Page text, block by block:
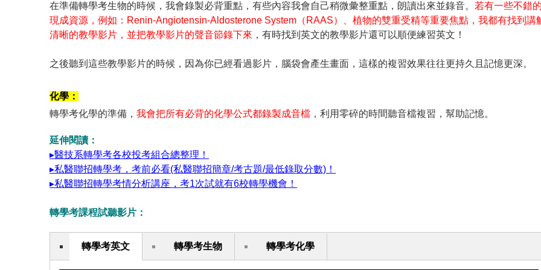
在準備轉學考生物的時候，我會錄製必背重點，有些內容我會自己稍微彙整重點，朗讀出來並錄音。 若有一些不錯
現成資源，例如：Renin-Angiotensin-Aldosterone System（RAAS）、植物的雙重受精等重要焦點，我都有找到講
清晰的教學影片，並把教學影片的聲音節錄下來 ，有時找到英文的教學影片還可以順便練習英文！
之後聽到這些教學影片的時候，因為你已經看過影片，腦袋會產生畫面，這樣的複習效果往往更持久且記憶更深。
化學：
轉學考化學的準備， 我會把所有必背的化學公式都錄製成音檔 ，利用零碎的時間聽音檔複習，幫助記憶。
延伸閱讀：
▸醫技系轉學考各校投考組合總整理！
▸私醫聯招轉學考，考前必看(私醫聯招簡章/考古題/最低錄取分數)！
▸私醫聯招轉學考情分析講座，考1次試就有6校轉學機會！
轉學考課程試聽影片：
轉學考英文 轉學考生物 轉學考化學